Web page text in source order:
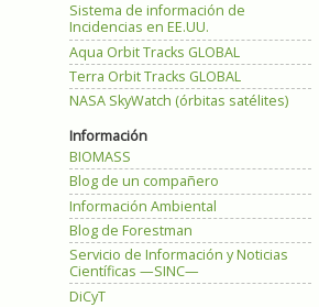
Sistema de información de
Incidencias en EE.UU.
Aqua Orbit Tracks GLOBAL
Terra Orbit Tracks GLOBAL
NASA SkyWatch (órbitas satélites)
Información
BIOMASS
Blog de un compañero
Información Ambiental
Blog de Forestman
Servicio de Información y Noticias
Científicas —SINC—
DiCyT